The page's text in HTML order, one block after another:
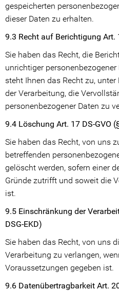
gespeicherten
dieser Daten zu erhalten.
9.3 Recht auf Berichtigung Art.
Sie haben das Recht, die
unrichtiger
steht Ihnen das Recht zu,
der Verarbeitung, die
personenbezogener Daten zu
9.4 Löschung Art. 17 DS-GVO
Sie haben das Recht, von uns
betreffenden
gelöscht werden, sofern einer
Gründe zutrifft und soweit die
ist.
9.5 Einschränkung der
DSG-EKD)
Sie haben das Recht, von uns
Verarbeitung zu verlangen,
Voraussetzungen gegeben ist.
9.6 Datenübertragbarkeit Art.